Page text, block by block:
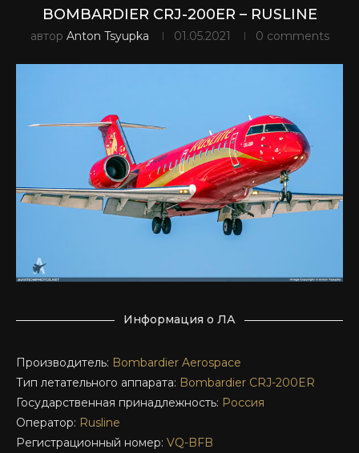
BOMBARDIER CRJ-200ER – RUSLINE
автор Anton Tsyupka 01.05.2021 0 comments
Информация о ЛА
Производитель: Bombardier Aerospace
Тип летательного аппарата: Bombardier CRJ-200ER
Государственная принадлежность: Россия
Оператор: Rusline
Регистрационный номер: VQ-BFB